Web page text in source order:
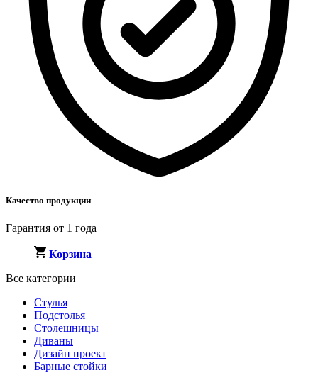
Качество продукции
Гарантия от 1 года
Корзина
Все категории
Стулья
Подстолья
Столешницы
Диваны
Дизайн проект
Барные стойки